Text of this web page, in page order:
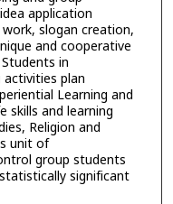
application
slogan creation,
and cooperative
in
plan
Learning and
skills and learning
Religion and
unit of
group students
significant